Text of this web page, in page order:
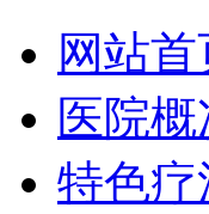
网站首
医院概
特色疗